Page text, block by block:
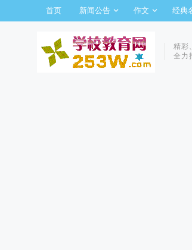
首页 新闻公告 作文 经典
精彩
全力